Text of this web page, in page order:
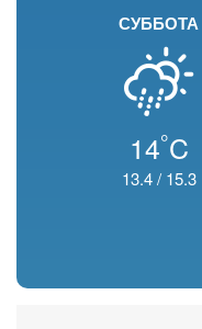
СУББОТА
14°C
13.4/ 15.3